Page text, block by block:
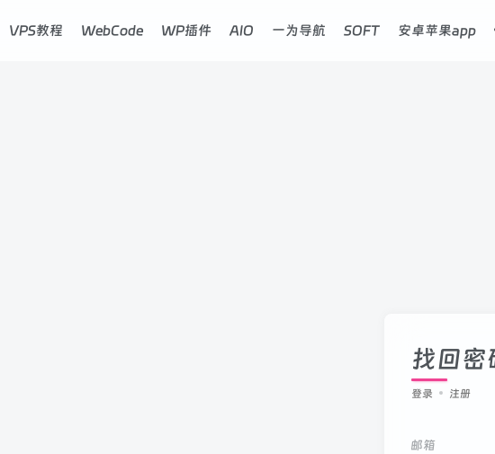
VPS教程 WebCode WP插件 AIO 一为导航 SOFT 安卓苹果app
找回密
登录 注册
邮箱